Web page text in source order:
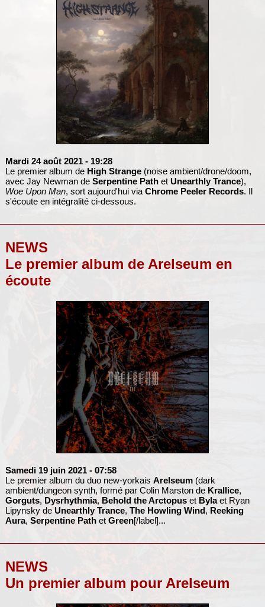
Mardi 24 août 2021 - 19:28
Le premier album de High Strange(noise ambient/drone/doom,
avec Jay Newman de Serpentine Pathet Unearthly Trance),
Woe Upon Man, sort aujourd'hui via Chrome Peeler Records. Il
s'écoute en intégralité ci-dessous.
NEWS
Le premier album de Arelseum en
écoute
Samedi 19 juin 2021 - 07:58
Le premier album du duo new-yorkais Arelseum(dark
ambient/dungeon synth, formé par Colin Marston de Krallice,
Gorguts, Dysrhythmia, Behold the Arctopuset Bylaet Ryan
Lipynsky de Unearthly Trance, The Howling Wind, Reeking
Aura, Serpentine Pathet Green[/label]...
NEWS
Un premier album pour Arelseum